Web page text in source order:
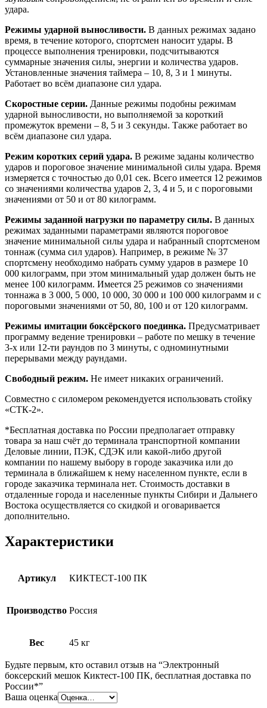
удара.
Режимы ударной выносливости. В данных режимах задано
время, в течение которого, спортсмен наносит удары. В
процессе выполнения тренировки, подсчитываются
суммарные значения силы, энергии и количества ударов.
Установленные значения таймера – 10, 8, 3 и 1 минуты.
Работает во всём диапазоне сил удара.
Скоростные серии. Данные режимы подобны режимам
ударной выносливости, но выполняемой за короткий
промежуток времени – 8, 5 и 3 секунды. Также работает во
всём диапазоне сил удара.
Режим коротких серий удара. В режиме заданы количество
ударов и пороговое значение минимальной силы удара. Время
измеряется с точностью до 0,01 сек. Всего имеется 12 режимов
со значениями количества ударов 2, 3, 4 и 5, и с пороговыми
значениями от 50 и от 80 килограмм.
Режимы заданной нагрузки по параметру силы. В данных
режимах заданными параметрами являются пороговое
значение минимальной силы удара и набранный спортсменом
тоннаж (сумма сил ударов). Например, в режиме № 37
спортсмену необходимо набрать сумму ударов в размере 10
000 килограмм, при этом минимальный удар должен быть не
менее 100 килограмм. Имеется 25 режимов со значениями
тоннажа в 3 000, 5 000, 10 000, 30 000 и 100 000 килограмм и с
пороговыми значениями от 50, 80, 100 и от 120 килограмм.
Режимы имитации боксёрского поединка. Предусматривает
программу ведение тренировки – работе по мешку в течение
3-х или 12-ти раундов по 3 минуты, с одноминутными
перерывами между раундами.
Свободный режим. Не имеет никаких ограничений.
Совместно с силомером рекомендуется использовать стойку
«СТК-2».
*Бесплатная доставка по России предполагает отправку
товара за наш счёт до терминала транспортной компании
Деловые линии, ПЭК, СДЭК или какой-либо другой
компании по нашему выбору в городе заказчика или до
терминала в ближайшем к нему населенном пункте, если в
городе заказчика терминала нет. Стоимость доставки в
отдаленные города и населенные пункты Сибири и Дальнего
Востока осуществляется со скидкой и оговаривается
дополнительно.
Характеристики
Артикул КИКТЕСТ-100 ПК
Производство Россия
Вес 45 кг
Будьте первым, кто оставил отзыв на “Электронный
боксерский мешок Киктест-100 ПК, бесплатная доставка по
России*”
Ваша оценка